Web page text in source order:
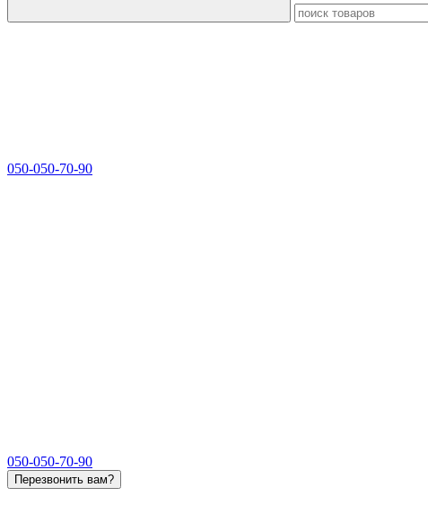
050-050-70-90
050-050-70-90
Перезвонить вам?